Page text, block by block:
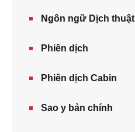
Ngôn ngữ Dịch thuật
Phiên dịch
Phiên dịch Cabin
Sao y bản chính